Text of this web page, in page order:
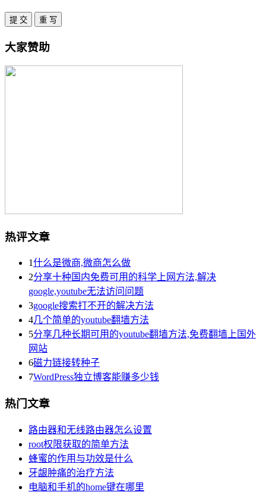
大家赞助
热评文章
1什么是微商,微商怎么做
2分享十种国内免费可用的科学上网方法,解决
google,youtube无法访问问题
3google搜索打不开的解决方法
4几个简单的youtube翻墙方法
5分享几种长期可用的youtube翻墙方法,免费翻墙上国外
网站
6磁力链接转种子
7WordPress独立博客能赚多少钱
热门文章
路由器和无线路由器怎么设置
root权限获取的简单方法
蜂蜜的作用与功效是什么
牙龈肿痛的治疗方法
电脑和手机的home键在哪里